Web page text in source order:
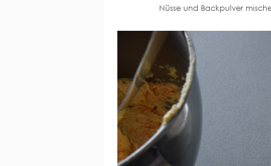
Nüsse und Backpulver